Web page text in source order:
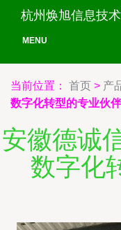
杭州焕旭信息技
MENU
当前位置： 首页 > 产
数字化转型的专业伙伴
安徽德诚
数字化